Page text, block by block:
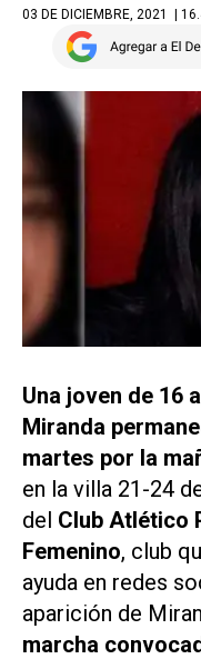
03 DE DICIEMBRE, 2021 |
Una joven de 16
Miranda
martes por la
en la villa 21-24
del Club Atlético
Femenino, club
ayuda en redes
aparición de
marcha